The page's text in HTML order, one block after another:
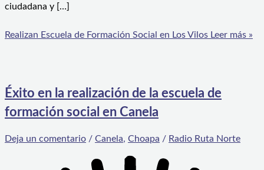
ciudadana y […]
Realizan Escuela de Formación Social en Los Vilos Leer más »
Éxito en la realización de la escuela de
formación social en Canela
Deja un comentario / Canela, Choapa / Radio Ruta Norte